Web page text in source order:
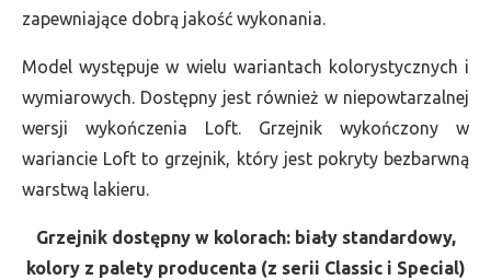
zapewniające dobrą jakość wykonania.
Model występuje w wielu wariantach kolorystycznych i
wymiarowych. Dostępny jest również w niepowtarzalnej
wersji wykończenia Loft. Grzejnik wykończony w
wariancie Loft to grzejnik, który jest pokryty bezbarwną
warstwą lakieru.
Grzejnik dostępny w kolorach: biały standardowy,
kolory z palety producenta (z serii Classic i Special)